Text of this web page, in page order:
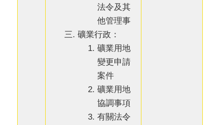
法令及其
他管理事
礦業行政：
礦業用地
變更申請
案件
礦業用地
協調事項
有關法令